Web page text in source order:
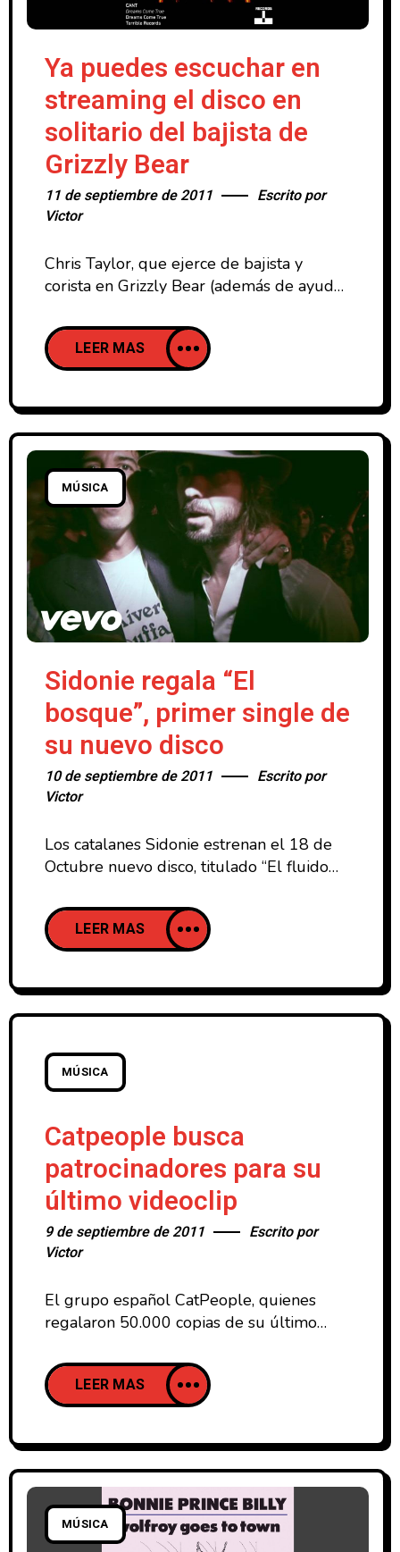
Ya puedes escuchar en
streaming el disco en
solitario del bajista de
Grizzly Bear
11 de septiembre de 2011
Escrito por
Victor
Chris Taylor, que ejerce de bajista y
corista en Grizzly Bear (además de ayudar
primer disco en solitario la próxima
semana de septiembre (13 de
Septiembre) bajo el nombre de CANT y
disco estará editado en su propio sello
Terrible Records, por
LEER MAS
MÚSICA
Sidonie regala “El
bosque”, primer single de
su nuevo disco
10 de septiembre de 2011
Escrito por
Victor
Los catalanes Sidonie estrenan el 18 de
Octubre nuevo disco, titulado “El fluido
por tiempo limitado su primer single “El
Bosque”, que supone una vuelta a la
psicodelía que tanto agradó en los
dejar tus datos en un formulario realizado
por su
LEER MAS
MÚSICA
Catpeople busca
patrocinadores para su
último videoclip
9 de septiembre de 2011
Escrito por
Victor
El grupo español CatPeople, quienes
regalaron 50.000 copias de su último
publicación Mondo Sonoro, busca
patrocinadores para su último videoclip. A
través de la web
videoclip-catpeople-love-battle, todo
aquel que lo desee puede aportar su
granito de arena y ayudar a este gran
grupo a publicar su videoclip. Pero
LEER MAS
MÚSICA